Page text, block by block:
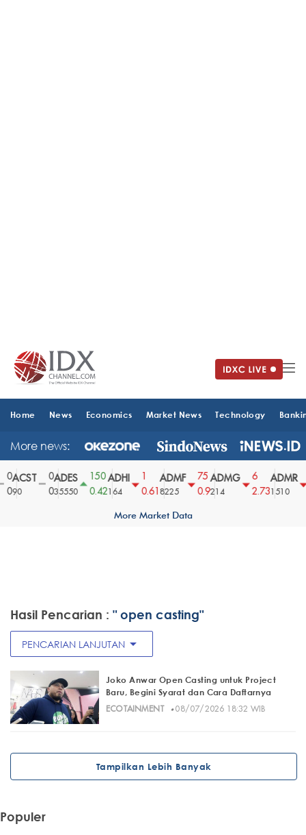
Home News Economics Market News Technology
More news:
ACST
90
ADES
35550
150
0.42
ADHI
164
0.61
ADMF
8225
75
0.9
ADMG
214
2.73
ADMR
1510
More Market Data
Hasil Pencarian : " open casting"
PENCARIAN LANJUTAN arrow_drop_down
Joko Anwar Open Casting untuk Project
Baru, Begini Syarat dan Cara Daftarnya
ECOTAINMENT
· 08/07/2026 18:32 WIB
Tampilkan Lebih Banyak
Populer